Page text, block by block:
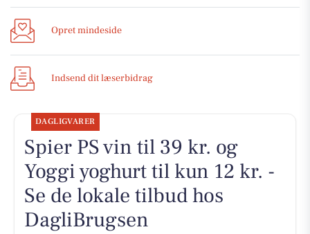
Opret mindeside
Indsend dit læserbidrag
DAGLIGVARER
Spier PS vin til 39 kr. og
Yoggi yoghurt til kun 12 kr. -
Se de lokale tilbud hos
DagliBrugsen